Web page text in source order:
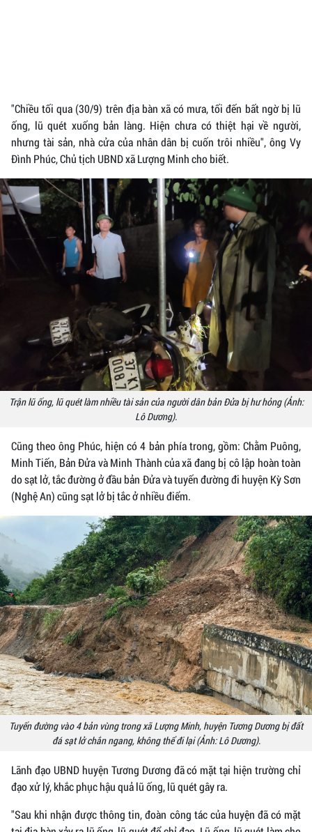
"Chiều tối qua (30/9) trên địa bàn xã có mưa, tối đến bất ngờ bị lũ
ống, lũ quét xuống bản làng. Hiện chưa có thiệt hại về người,
nhưng tài sản, nhà cửa của nhân dân bị cuốn trôi nhiều", ông Vy
Đình Phúc, Chủ tịch UBND xã Lượng Minh cho biết.
Trận lũ ống, lũ quét làm nhiều tài sản của người dân bản Đửa bị hư hỏng (Ảnh:
Lô Dương).
Cũng theo ông Phúc, hiện có 4 bản phía trong, gồm: Chằm Puông,
Minh Tiến, Bản Đửa và Minh Thành của xã đang bị cô lập hoàn toàn
do sạt lở, tắc đường ở đầu bản Đửa và tuyến đường đi huyện Kỳ Sơn
(Nghệ An) cũng sạt lở bị tắc ở nhiều điểm.
Tuyến đường vào 4 bản vùng trong xã Lượng Minh, huyện Tương Dương bị đất
đá sạt lở chắn ngang, không thể đi lại (Ảnh: Lô Dương).
Lãnh đạo UBND huyện Tương Dương đã có mặt tại hiện trường chỉ
đạo xử lý, khắc phục hậu quả lũ ống, lũ quét gây ra.
"Sau khi nhận được thông tin, đoàn công tác của huyện đã có mặt